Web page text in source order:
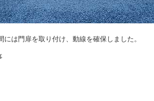
は門扉を取り付け、動線を確保しました。